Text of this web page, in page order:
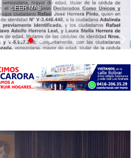
LEER MÁS